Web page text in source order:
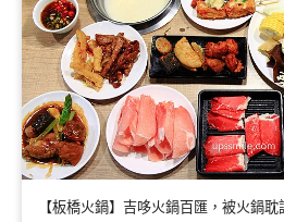
【板橋火鍋】吉哆火鍋百匯，被火鍋